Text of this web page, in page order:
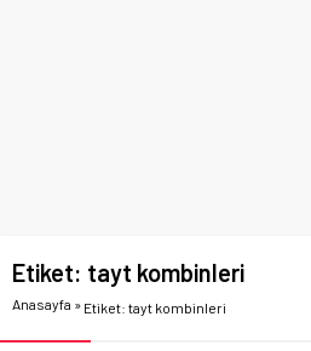
Etiket: tayt kombinleri
Anasayfa » Etiket: tayt kombinleri